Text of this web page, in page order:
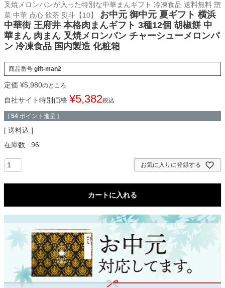
叉焼メロンパンが入った特別な中華まんギフト 冷凍食品 送料無料 惣
菜 中華 点心 飲茶 熨斗【10】
お中元 御中元 夏ギフト 横浜
中華街 王府井 本格肉まんギフト 3種12個 胡椒餅 中
華まん 肉まん 叉焼メロンパン チャーシューメロンパ
ン 冷凍食品 国内製造 化粧箱
商品番号 gift-man2
定価 ¥5,980のところ
自社サイト特別価格 ¥5,382税込
[ 54 ポイント進呈 ]
送料込
在庫数
96
お気に入りに登録する
カートに入れる